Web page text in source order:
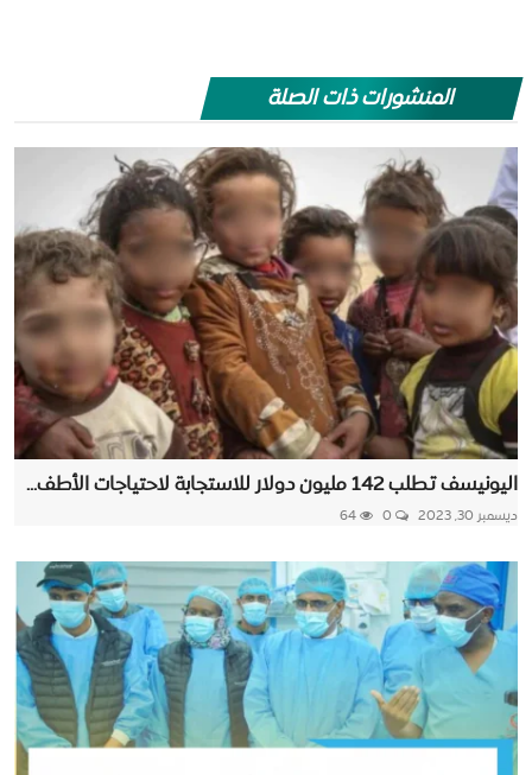
المنشورات ذات الصلة
اليونيسف تطلب 142 مليون دولار للاستجابة لاحتياجات الأطف...
ديسمبر 30, 2023